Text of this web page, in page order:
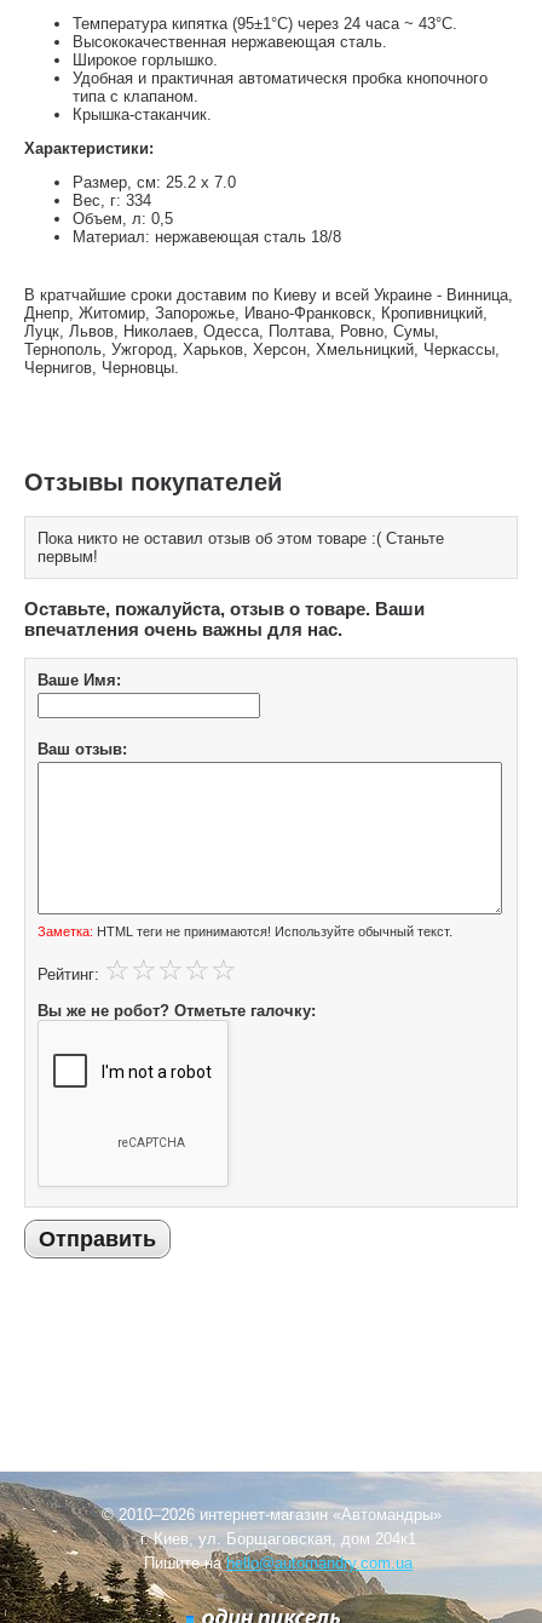
Температура кипятка (95±1°C) через 24 часа ~ 43°C.
Высококачественная нержавеющая сталь.
Широкое горлышко.
Удобная и практичная автоматическя пробка кнопочного
типа с клапаном.
Крышка-стаканчик.
Характеристики:
Размер, см: 25.2 x 7.0
Вес, г: 334
Объем, л: 0,5
Материал: нержавеющая сталь 18/8
В кратчайшие сроки доставим по Киеву и всей Украине - Винница,
Днепр, Житомир, Запорожье, Ивано-Франковск, Кропивницкий,
Луцк, Львов, Николаев, Одесса, Полтава, Ровно, Сумы,
Тернополь, Ужгород, Харьков, Херсон, Хмельницкий, Черкассы,
Чернигов, Черновцы.
Отзывы покупателей
Пока никто не оставил отзыв об этом товаре :( Станьте
первым!
Оставьте, пожалуйста, отзыв о товаре. Ваши
впечатления очень важны для нас.
Ваше Имя:
Ваш отзыв:
Заметка: HTML теги не принимаются! Используйте обычный текст.
Рейтинг:
Вы же не робот? Отметьте галочку:
Отправить
© 2010–2026 интернет-магазин «Автомандры»
г. Киев, ул. Борщаговская, дом 204к1
Пишите наhello@automandry.com.ua